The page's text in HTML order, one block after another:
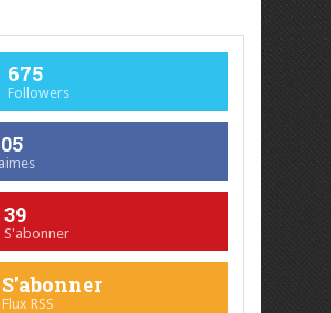
675
Followers
39
S'abonner
S'abonner
Flux RSS